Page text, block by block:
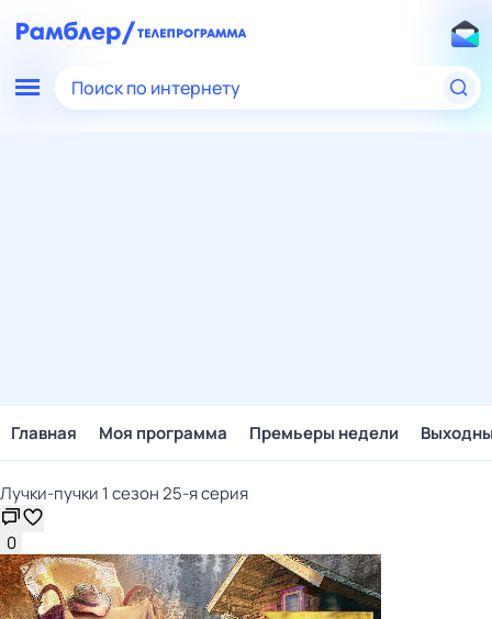
Поиск по интернету
Главная Моя программа Премьеры недели
Лучки-пучки 1 сезон 25-я серия
0